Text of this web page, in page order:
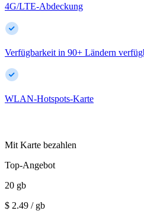
4G/LTE-Abdeckung
Verfügbarkeit in 90+ Ländern
WLAN-Hotspots-Karte
Mit Karte bezahlen
Top-Angebot
20 gb
$ 2.49 / gb